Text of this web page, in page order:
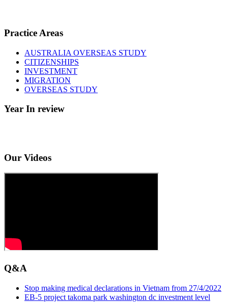
Practice Areas
AUSTRALIA OVERSEAS STUDY
CITIZENSHIPS
INVESTMENT
MIGRATION
OVERSEAS STUDY
Year In review
Our Videos
Q&A
Stop making medical declarations in Vietnam from 27/4/2022
EB-5 project takoma park washington dc investment level